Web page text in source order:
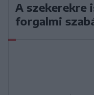
A szekerekre
forgalmi